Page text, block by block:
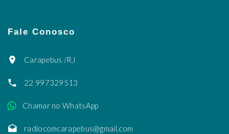
Fale Conosco
Carapebus /RJ
22 997329513
Chamar no WhatsApp
radiocomcarapebus@gmail.com